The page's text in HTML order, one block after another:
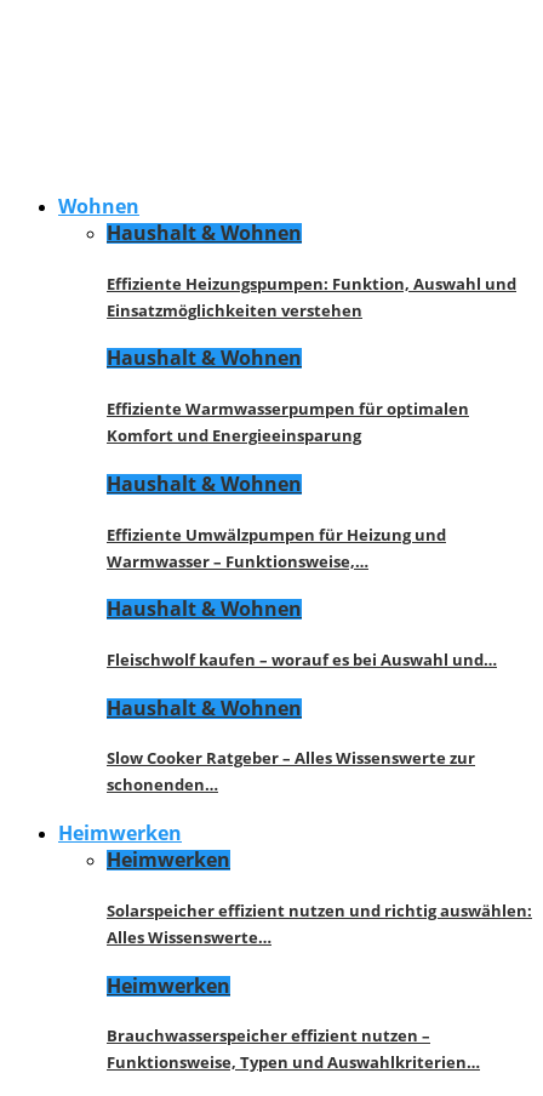
Wohnen
Haushalt & Wohnen
Effiziente Heizungspumpen: Funktion, Auswahl und
Einsatzmöglichkeiten verstehen
Haushalt & Wohnen
Effiziente Warmwasserpumpen für optimalen
Komfort und Energieeinsparung
Haushalt & Wohnen
Effiziente Umwälzpumpen für Heizung und
Warmwasser – Funktionsweise,…
Haushalt & Wohnen
Fleischwolf kaufen – worauf es bei Auswahl und…
Haushalt & Wohnen
Slow Cooker Ratgeber – Alles Wissenswerte zur
schonenden…
Heimwerken
Heimwerken
Solarspeicher effizient nutzen und richtig auswählen:
Alles Wissenswerte…
Heimwerken
Brauchwasserspeicher effizient nutzen –
Funktionsweise, Typen und Auswahlkriterien…